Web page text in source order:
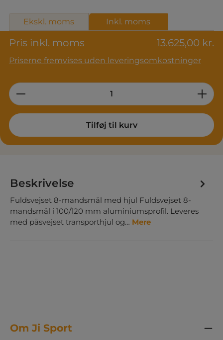
Pris inkl. moms 13.625,00 kr.
Priserne fremvises uden leveringsomkostninger
Ekskl. moms Inkl. moms
Product Quantity: Enter the desired
Tilføj til kurv
Beskrivelse
Fuldsvejset 8-mandsmål med hjul Fuldsvejset 8-
mandsmål i 100/120 mm aluminiumsprofil. Leveres
med påsvejset transporthjul og… Mere
Om Ji Sport